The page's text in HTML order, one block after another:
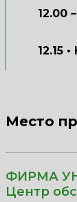
12.00
12.15
Место
ФИРМА
Центр